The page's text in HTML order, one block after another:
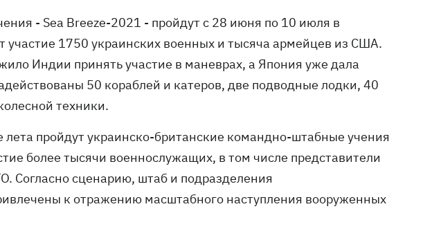
- Sea Breeze-2021 - пройдут с 28 июня по 10 июля в
участие 1750 украинских военных и тысяча армейцев из США.
Индии принять участие в маневрах, а Япония уже дала
50 кораблей и катеров, две подводные лодки, 40
техники.
пройдут украинско-британские командно-штабные учения
более тысячи военнослужащих, в том числе представители
Согласно сценарию, штаб и подразделения
к отражению масштабного наступления вооруженных